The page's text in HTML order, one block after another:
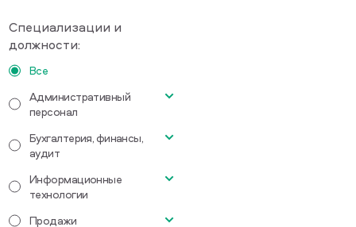
Специализации и
должности:
Все
Административный
персонал
Секретарь офиса
Бухгалтерия, финансы,
аудит
Главный бухгалтер
Информационные
технологии
Водитель категории СЕ
Продажи